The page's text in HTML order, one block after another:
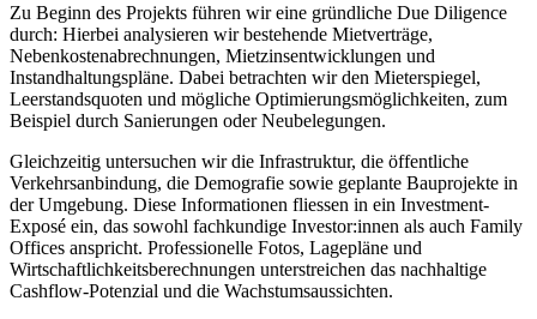
Zu Beginn des Projekts führen wir eine gründliche Due Diligence
durch: Hierbei analysieren wir bestehende Mietverträge,
Nebenkostenabrechnungen, Mietzinsentwicklungen und
Instandhaltungspläne. Dabei betrachten wir den Mieterspiegel,
Leerstandsquoten und mögliche Optimierungsmöglichkeiten, zum
Beispiel durch Sanierungen oder Neubelegungen.
Gleichzeitig untersuchen wir die Infrastruktur, die öffentliche
Verkehrsanbindung, die Demografie sowie geplante Bauprojekte in
der Umgebung. Diese Informationen fliessen in ein Investment-
Exposé ein, das sowohl fachkundige Investor:innen als auch Family
Offices anspricht. Professionelle Fotos, Lagepläne und
Wirtschaftlichkeitsberechnungen unterstreichen das nachhaltige
Cashflow-Potenzial und die Wachstumsaussichten.